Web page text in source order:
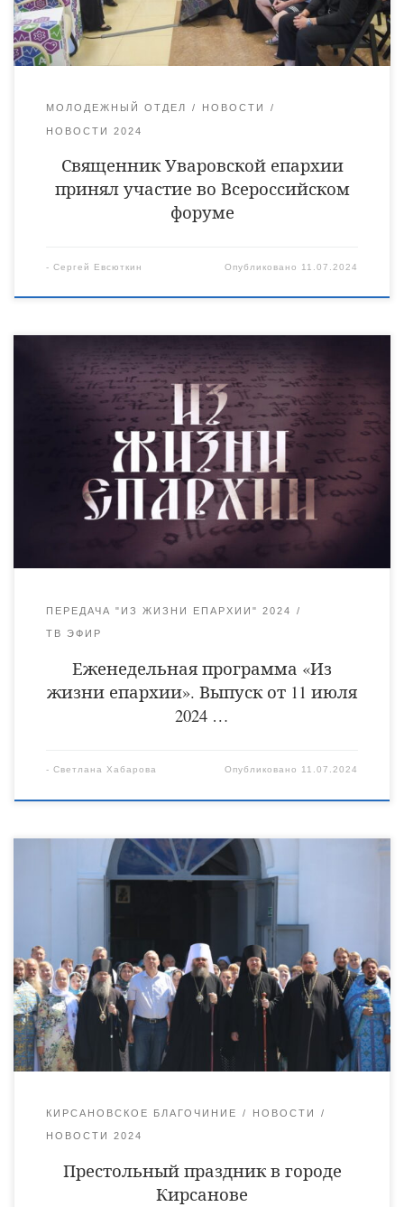
были затронуты вопросы взаимодействия епархиального
отдела и федерации.
МОЛОДЕЖНЫЙ ОТДЕЛ НОВОСТИ
НОВОСТИ 2024
Священник Уваровской епархии
принял участие во Всероссийском
форуме
- Сергей Евсюткин Опубликовано 11.07.2024
В новом выпуске еженедельной епархиальной программы вы
увидите:
Служба трех архиереев в честь Тихвинской
иконы Божией Матери в городе Кирсанове.
«Из
рожденных женами не восставал (пророк) больший Иоанна
Крестителя». Верующие отметили Рождество честного
славного Пророка, Предтечи и Крестителя Господня Иоанна.
Освящение колоколов в селе Красивка Инжавинского
Под покровом святых Петра и […]
ПЕРЕДАЧА "ИЗ ЖИЗНИ ЕПАРХИИ" 2024
ТВ ЭФИР
Еженедельная программа «Из
жизни епархии». Выпуск от 11 июля
2024 …
- Светлана Хабарова Опубликовано 11.07.2024
9 июля, в день празднования в честь Тихвинской иконы
Божией Матери, митрополит Тамбовский и Рассказовский
Феодосий, епископ Уваровский и Кирсановский Игнатий,
епископ Мичуринский и Моршанский Гермоген совершили
торжественное богослужение в Тихвинском храме города
Кирсанова. За богослужением молились глава города
Кирсанова Сергей Павлов и многочисленные прихожане.
Архипастырям сослужило духовенство Тамбовской и
Уваровской епархий. По окончании […]
КИРСАНОВСКОЕ БЛАГОЧИНИЕ НОВОСТИ
НОВОСТИ 2024
Престольный праздник в городе
Кирсанове